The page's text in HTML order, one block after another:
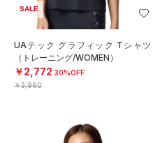
SALE
UAテック グラフィック Tシャツ
（トレーニング/WOMEN）
￥2,772 30%OFF
￥3,960